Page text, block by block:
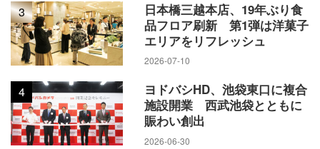
3
日本橋三越本店、19年ぶり食
品フロア刷新 第1弾は洋菓子
エリアをリフレッシュ
2026-07-10
4
ヨドバシHD、池袋東口に複合
施設開業 西武池袋とともに
賑わい創出
2026-06-30